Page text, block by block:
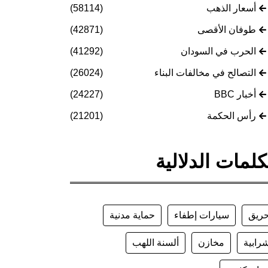
أسعار الذهب (58114)
طوفان الأقصى (42871)
الحرب في السودان (41292)
التصالح في مخالفات البناء (26024)
أخبار BBC (24227)
رأس الحكمة (21201)
الدلالية
سيارات إطفاء حماية مدنية
مخازن ألسنة اللهب